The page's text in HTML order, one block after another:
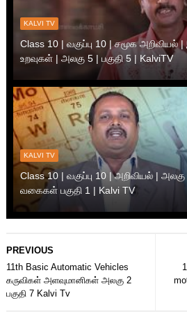
KALVI TV
Class 10 | வகுப்பு 10 | சமூக
உறவுகள் | அலகு 5 | பகுதி 5 | KalviTV
KALVI TV
Class 10 | வகுப்பு 10 | அறிவியல் |
வகைகள் பகுதி 1 | Kalvi TV
PREVIOUS
11th Basic Automatic Vehicles
கருவிகள் அளவுமானிகள் அலகு 2
பகுதி 7 Kalvi Tv